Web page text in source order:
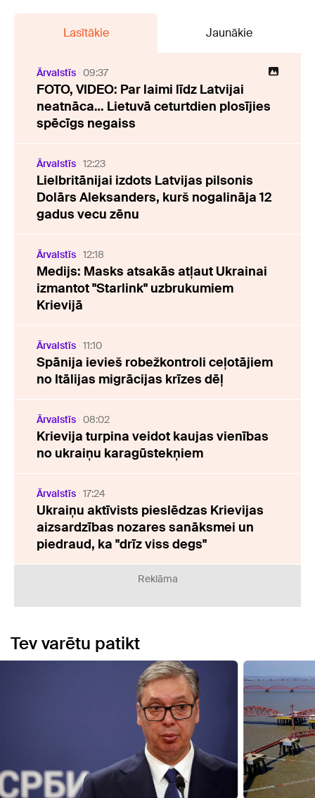
Lasītākie Jaunākie
Ārvalstīs 09:37
FOTO, VIDEO: Par laimi līdz Latvijai
neatnāca… Lietuvā ceturtdien plosījies
spēcīgs negaiss
Ārvalstīs 12:23
Lielbritānijai izdots Latvijas pilsonis
Dolārs Aleksanders, kurš nogalināja 12
gadus vecu zēnu
Ārvalstīs 12:18
Medijs: Masks atsakās atļaut Ukrainai
izmantot "Starlink" uzbrukumiem
Krievijā
Ārvalstīs 11:10
Spānija ievieš robežkontroli ceļotājiem
no Itālijas migrācijas krīzes dēļ
Ārvalstīs 08:02
Krievija turpina veidot kaujas vienības
no ukraiņu karagūstekņiem
Ārvalstīs 17:24
Ukraiņu aktīvists pieslēdzas Krievijas
aizsardzības nozares sanāksmei un
piedraud, ka "drīz viss degs"
Reklāma
Tev varētu patikt